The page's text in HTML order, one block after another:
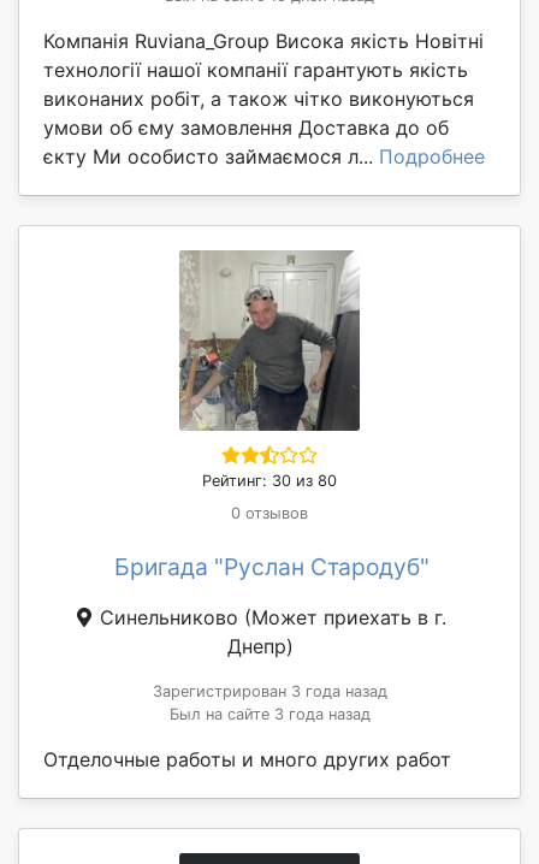
Компанія Ruviana_Group Висока якість Новітні
технології нашої компанії гарантують якість
виконаних робіт, а також чітко виконуються
умови об єму замовлення Доставка до об
єкту Ми особисто займаємося л... Подробнее
Рейтинг: 30 из 80
0 отзывов
Бригада "Руслан Стародуб"
Синельниково (Может приехать в г.
Днепр)
Зарегистрирован 3 года назад
Был на сайте 3 года назад
Отделочные работы и много других работ